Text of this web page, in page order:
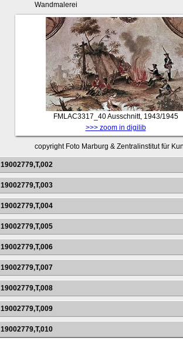
Wandmalerei
FMLAC3317_40Ausschnitt, 1943/1945
>>> zoom in digilib
copyright Foto Marburg & Zentralinstitut für
19002779,T,002
19002779,T,003
19002779,T,004
19002779,T,005
19002779,T,006
19002779,T,007
19002779,T,008
19002779,T,009
19002779,T,010